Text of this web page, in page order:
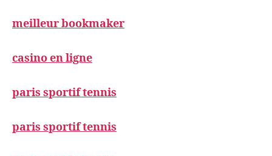
meilleur bookmaker
casino en ligne
paris sportif tennis
paris sportif tennis